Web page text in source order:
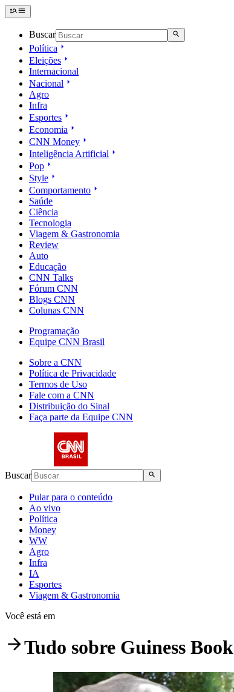
Buscar
Política
Eleições
Internacional
Nacional
Agro
Infra
Esportes
Economia
CNN Money
Inteligência Artificial
Pop
Style
Comportamento
Saúde
Ciência
Tecnologia
Viagem & Gastronomia
Review
Auto
Educação
CNN Talks
Fórum CNN
Blogs CNN
Colunas CNN
Programação
Equipe CNN Brasil
Sobre a CNN
Política de Privacidade
Termos de Uso
Fale com a CNN
Distribuição do Sinal
Faça parte da Equipe CNN
Buscar
Pular para o conteúdo
Ao vivo
Política
Money
WW
Agro
Infra
IA
Esportes
Viagem & Gastronomia
Você está em
Tudo sobre Guiness Book